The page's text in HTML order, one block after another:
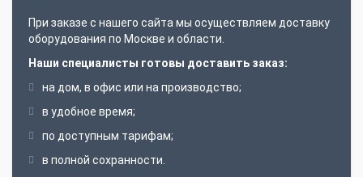
При заказе с нашего сайта мы осуществляем доставку
оборудования по Москве и области.
Наши специалисты готовы доставить заказ:
на дом, в офис или на производство;
в удобное время;
по доступным тарифам;
в полной сохранности.